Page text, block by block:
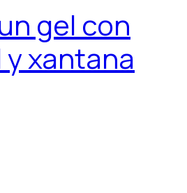
gel con
xantana